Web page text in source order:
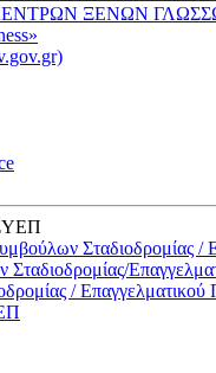
ΞΕΝΩΝ
Σταδιοδρομίας /
Σταδιοδρομίας/
/ Επαγγελματικού